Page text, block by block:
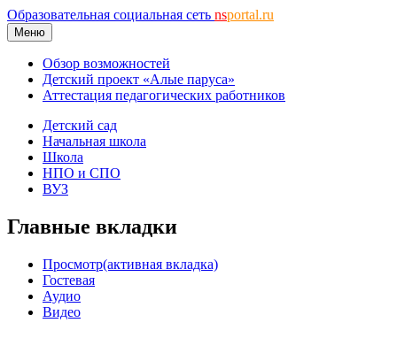
Образовательная социальная сеть nsportal.ru
Меню
Обзор возможностей
Детский проект «Алые паруса»
Аттестация педагогических работников
Детский сад
Начальная школа
Школа
НПО и СПО
ВУЗ
Главные вкладки
Просмотр(активная вкладка)
Гостевая
Аудио
Видео